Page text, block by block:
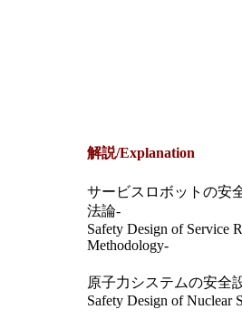
解説/Explanation
サービスロボットの安
法論-
Safety Design of Service
Methodology-
原子力システムの安全
Safety Design of Nuclear